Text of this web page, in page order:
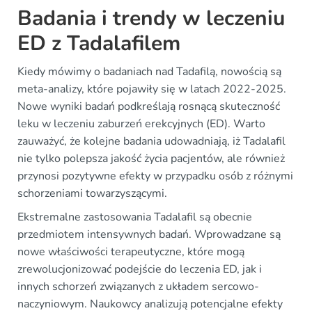
Badania i trendy w leczeniu
ED z Tadalafilem
Kiedy mówimy o badaniach nad Tadafilą, nowością są
meta-analizy, które pojawiły się w latach 2022-2025.
Nowe wyniki badań podkreślają rosnącą skuteczność
leku w leczeniu zaburzeń erekcyjnych (ED). Warto
zauważyć, że kolejne badania udowadniają, iż Tadalafil
nie tylko polepsza jakość życia pacjentów, ale również
przynosi pozytywne efekty w przypadku osób z różnymi
schorzeniami towarzyszącymi.
Ekstremalne zastosowania Tadalafil są obecnie
przedmiotem intensywnych badań. Wprowadzane są
nowe właściwości terapeutyczne, które mogą
zrewolucjonizować podejście do leczenia ED, jak i
innych schorzeń związanych z układem sercowo-
naczyniowym. Naukowcy analizują potencjalne efekty